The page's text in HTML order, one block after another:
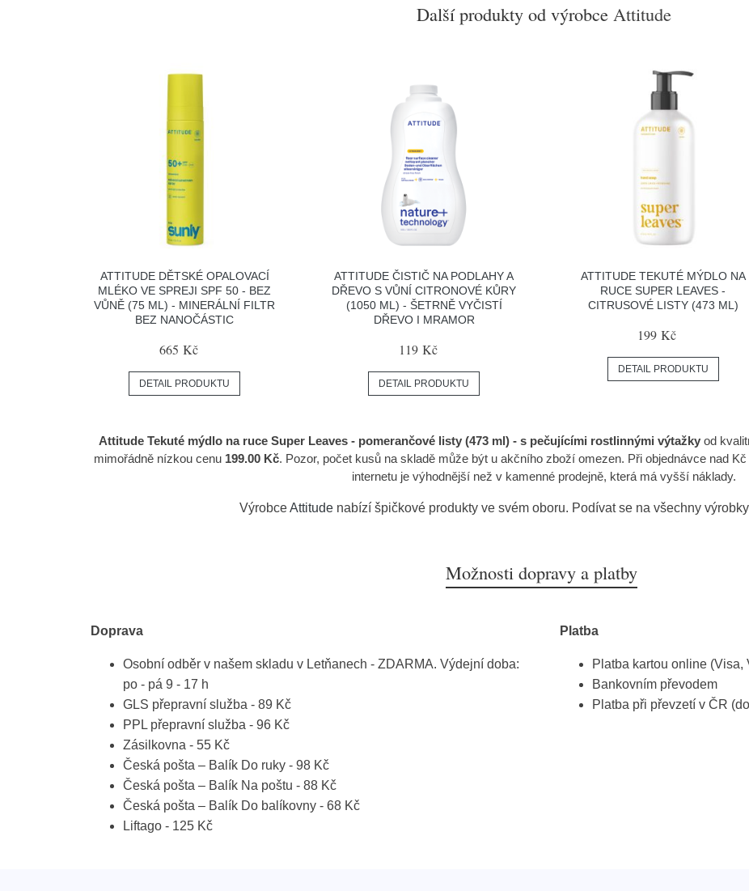
Další produkty od výrobce Attitude
ATTITUDE DĚTSKÉ OPALOVACÍ
MLÉKO VE SPREJI SPF 50 - BEZ
VŮNĚ (75 ML) - MINERÁLNÍ FILTR
BEZ NANOČÁSTIC
665 Kč
DETAIL PRODUKTU
ATTITUDE ČISTIČ NA PODLAHY A
DŘEVO S VŮNÍ CITRONOVÉ KŮRY
(1050 ML) - ŠETRNĚ VYČISTÍ
DŘEVO I MRAMOR
119 Kč
DETAIL PRODUKTU
ATTITUDE TEKUTÉ MÝDLO NA
RUCE SUPER LEAVES -
CITRUSOVÉ LISTY (473 ML)
199 Kč
DETAIL PRODUKTU
Attitude Tekuté mýdlo na ruce Super Leaves - pomerančové listy (473 ml) - s pečujícími rostlinnými výtažky od
mimořádně nízkou cenu 199.00 Kč. Pozor, počet kusů na skladě může být u akčního zboží omezen. Při objednávce nad
internetu je výhodnější než v kamenné prodejně, která má vyšší náklady.
VýrobceAttitude nabízí špičkové produkty ve svém oboru. Podívat se na všechny
Možnosti dopravy a platby
Doprava
Osobní odběr v našem skladu v Letňanech - ZDARMA. Výdejní doba:
po - pá 9 - 17 h
GLS přepravní služba - 89 Kč
PPL přepravní služba - 96 Kč
Zásilkovna - 55 Kč
Česká pošta – Balík Do ruky - 98 Kč
Česká pošta – Balík Na poštu - 88 Kč
Česká pošta – Balík Do balíkovny - 68 Kč
Liftago - 125 Kč
Platba
Platba kartou online (Visa,
Bankovním převodem
Platba při převzetí v ČR